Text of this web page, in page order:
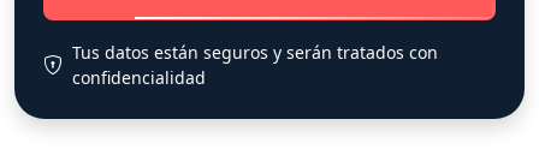
Tus datos están seguros y serán tratados con
confidencialidad